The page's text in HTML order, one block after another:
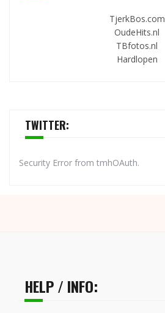
TjerkBos.com
OudeHits.nl
TBfotos.nl
Hardlopen
TWITTER:
Security Error from tmhOAuth.
HELP / INFO: